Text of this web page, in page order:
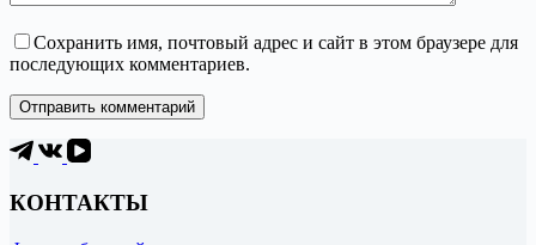
Сохранить имя, почтовый адрес и сайт в этом браузере для
последующих комментариев.
Отправить комментарий
КОНТАКТЫ